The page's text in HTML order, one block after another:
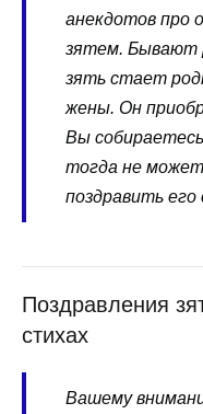
анекдотов про
зятем. Бывают
зять стает
жены. Он
Вы
тогда не
поздравить его
Поздравления
стихах
Вашему